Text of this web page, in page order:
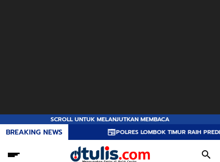
SCROLL UNTUK MELANJUTKAN MEMBACA
BREAKING NEWS POLRES LOMBOK TIMUR RAIH PREDIKAT A